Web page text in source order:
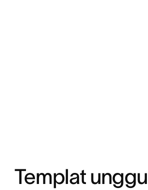
Templat